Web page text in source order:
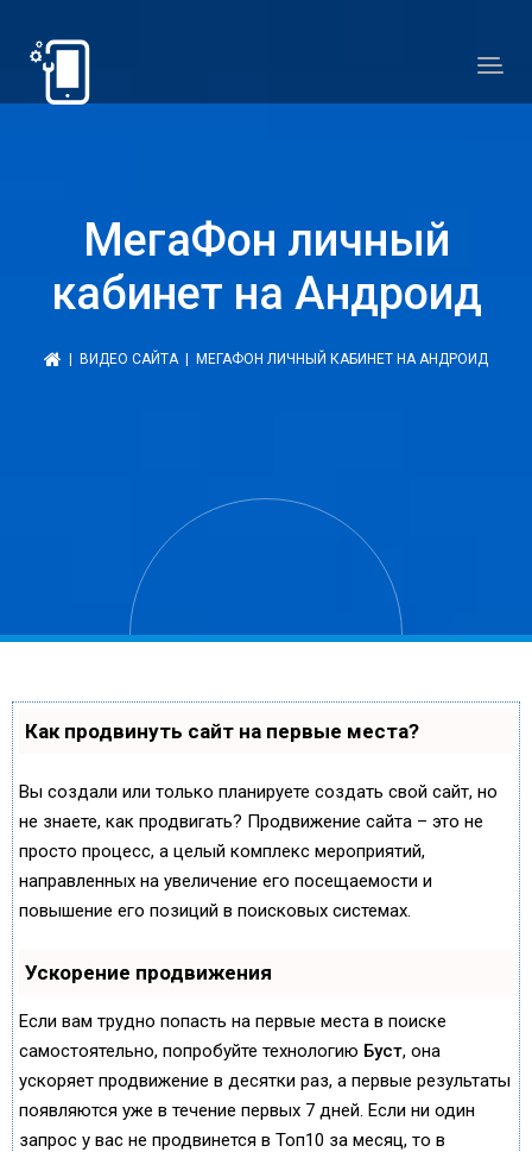
МегаФон личный
кабинет на Андроид
ВИДЕО САЙТА| МЕГАФОН ЛИЧНЫЙ КАБИНЕТ НА АНДРОИД
Как продвинуть сайт на первые места?
Вы создали или только планируете создать свой сайт, но
не знаете, как продвигать? Продвижение сайта – это не
просто процесс, а целый комплекс мероприятий,
направленных на увеличение его посещаемости и
повышение его позиций в поисковых системах.
Ускорение продвижения
Если вам трудно попасть на первые места в поиске
самостоятельно, попробуйте технологию Буст, она
ускоряет продвижение в десятки раз, а первые результаты
появляются уже в течение первых 7 дней. Если ни один
запрос у вас не продвинется в Топ10 за месяц, то в